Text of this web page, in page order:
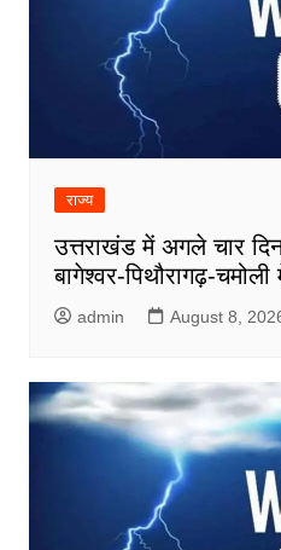
राज्य
उत्तराखंड में अगले चार
बागेश्वर-पिथौरागढ़-
admin August 8,